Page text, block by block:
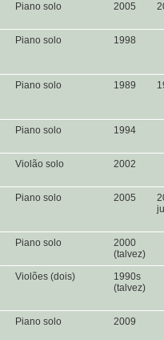
Piano solo 2005
Piano solo 1998
Piano solo 1989
Piano solo 1994
Violão solo 2002
Piano solo 2005
Piano solo
2000
(talvez)
Violões (dois)
1990s
(talvez)
Piano solo 2009